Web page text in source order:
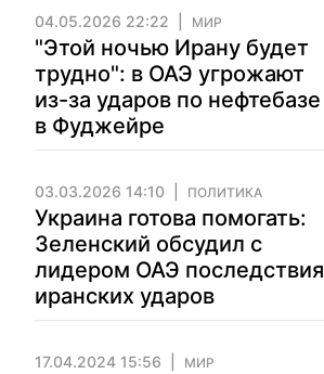
04.05.2026 22:22 МИР
"Этой ночью Ирану будет
трудно": в ОАЭ угрожают
из-за ударов по нефтебазе
в Фуджейре
03.03.2026 14:10 ПОЛИТИКА
Украина готова помогать:
Зеленский обсудил с
лидером ОАЭ последствия
иранских ударов
17.04.2024 15:56 МИР